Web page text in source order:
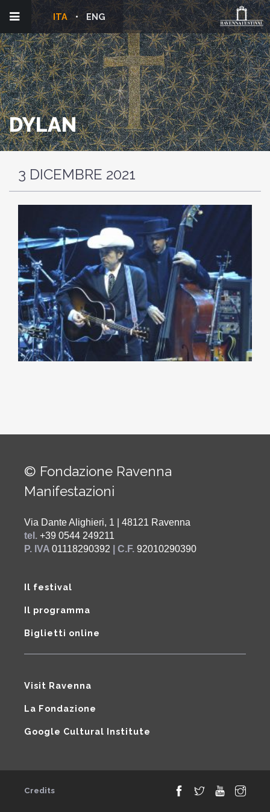
ENG
ITA
DYLAN
3 DICEMBRE 2021
© Fondazione Ravenna
Manifestazioni
Via Dante Alighieri, 1 | 48121 Ravenna
tel. +39 0544 249211
P. IVA 01118290392 | C.F. 92010290390
Il festival
Il programma
Biglietti online
Visit Ravenna
La Fondazione
Google Cultural Institute
Credits